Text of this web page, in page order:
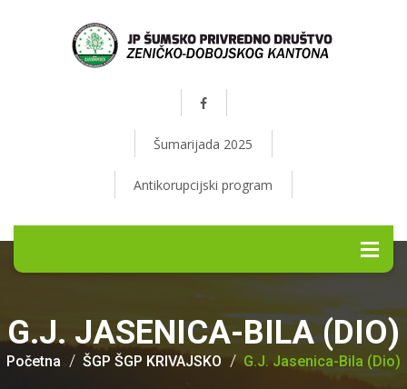
Šumarijada 2025
Antikorupcijski program
G.J. JASENICA-BILA (DIO)
Početna ŠGP ŠGP KRIVAJSKO G.J. Jasenica-Bila (dio)